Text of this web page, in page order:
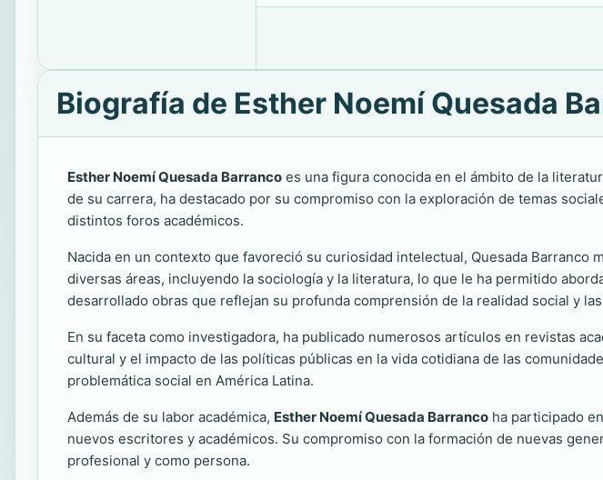
Biografía de Esther Noemí Quesada
Esther Noemí Quesada Barranco es una figura conocida en el ámbito de la
de su carrera, ha destacado por su compromiso con la exploración de temas
distintos foros académicos.
Nacida en un contexto que favoreció su curiosidad intelectual, Quesada
diversas áreas, incluyendo la sociología y la literatura, lo que le ha permitido
desarrollado obras que reflejan su profunda comprensión de la realidad social y
En su faceta como investigadora, ha publicado numerosos artículos en revistas
cultural y el impacto de las políticas públicas en la vida cotidiana de las
problemática social en América Latina.
Además de su labor académica, Esther Noemí Quesada Barranco ha participado
nuevos escritores y académicos. Su compromiso con la formación de nuevas
profesional y como persona.